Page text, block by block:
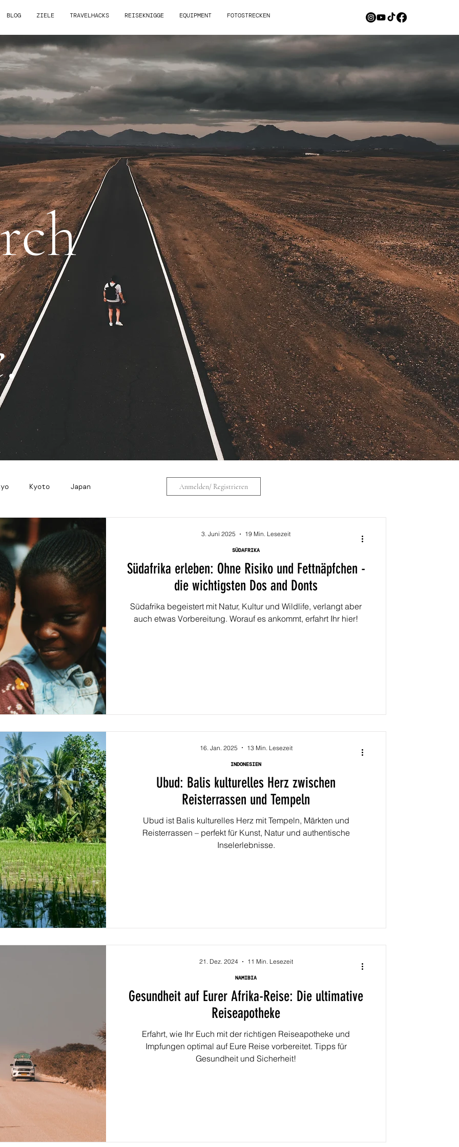
BLOG ZIELE TRAVELHACKS REISEKNIGGE EQUIPMENT FOTOSTRECKEN
.
Kyoto Japan
Travelhacks Gran Canaria
Südafrika Indonesien Rhodos
Anmelden/ Registrieren
Südafrika erleben: Ohne Risiko und Fettnäpfchen -
die wichtigsten Dos and Donts
Südafrika begeistert mit Natur, Kultur und Wildlife, verlangt aber
auch etwas Vorbereitung. Worauf es ankommt, erfahrt Ihr hier!
SÜDAFRIKA
3. Juni 2025 19 Min. Lesezeit
Ubud: Balis kulturelles Herz zwischen
Reisterrassen und Tempeln
Ubud ist Balis kulturelles Herz mit Tempeln, Märkten und
Reisterrassen – perfekt für Kunst, Natur und authentische
Inselerlebnisse.
INDONESIEN
16. Jan. 2025 13 Min. Lesezeit
Gesundheit auf Eurer Afrika-Reise: Die ultimative
Reiseapotheke
Erfahrt, wie Ihr Euch mit der richtigen Reiseapotheke und
Impfungen optimal auf Eure Reise vorbereitet. Tipps für
Gesundheit und Sicherheit!
NAMIBIA
21. Dez. 2024 11 Min. Lesezeit